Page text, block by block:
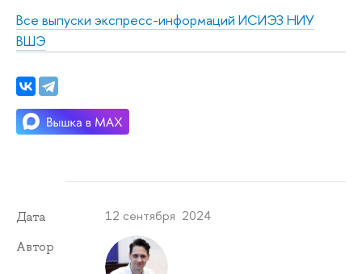
Все выпуски экспресс-информаций ИСИЭЗ НИУ
ВШЭ
Дата 12 сентября 2024
Автор